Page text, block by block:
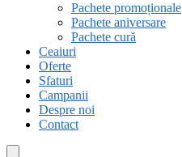
Pachete promoționale
Pachete aniversare
Pachete cură
Ceaiuri
Oferte
Sfaturi
Campanii
Despre noi
Contact